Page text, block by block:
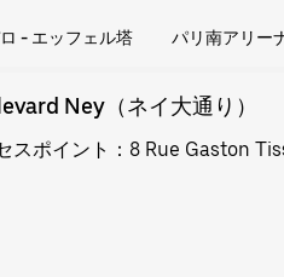
- エッフェル塔 パリ南アリー
Ney（ネイ大通り）
スポイント ：8 Rue Gaston